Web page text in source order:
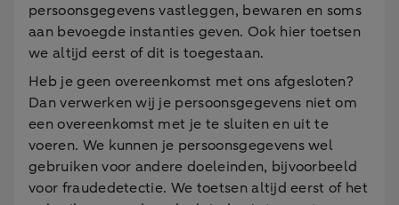
persoonsgegevens vastleggen, bewaren en soms
aan bevoegde instanties geven. Ook hier toetsen
we altijd eerst of dit is toegestaan.
Heb je geen overeenkomst met ons afgesloten?
Dan verwerken wij je persoonsgegevens niet om
een overeenkomst met je te sluiten en uit te
voeren. We kunnen je persoonsgegevens wel
gebruiken voor andere doeleinden, bijvoorbeeld
voor fraudedetectie. We toetsen altijd eerst of het